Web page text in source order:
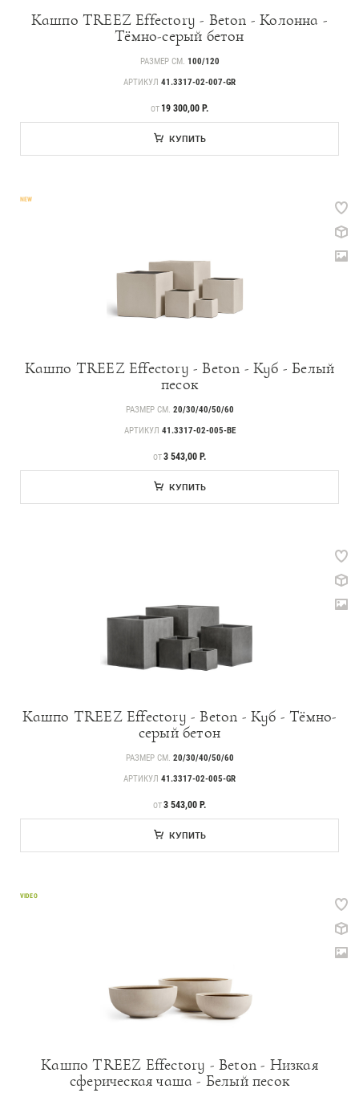
Кашпо TREEZ Effectory - Beton - Колонна -
Тёмно-серый бетон
РАЗМЕР СМ. 100/120
АРТИКУЛ 41.3317-02-007-GR
ЦЕНА
ОТ 19 300,00 Р.
КУПИТЬ
NEW
Кашпо TREEZ Effectory - Beton - Куб - Белый
песок
РАЗМЕР СМ. 20/30/40/50/60
АРТИКУЛ 41.3317-02-005-BE
ЦЕНА
ОТ3 543,00 Р.
КУПИТЬ
Кашпо TREEZ Effectory - Beton - Куб - Тёмно-
серый бетон
РАЗМЕР СМ. 20/30/40/50/60
АРТИКУЛ 41.3317-02-005-GR
ЦЕНА
ОТ3 543,00 Р.
КУПИТЬ
VIDEO
Кашпо TREEZ Effectory - Beton - Низкая
сферическая чаша - Белый песок
Прайс-листы и каталоги
Идеи